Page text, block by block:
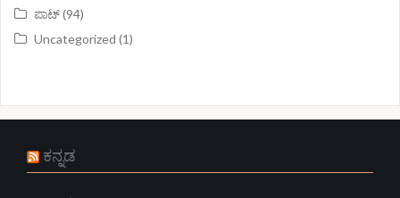
ಪಾಟ್(94)
Uncategorized (1)
ಕನ್ನಡ